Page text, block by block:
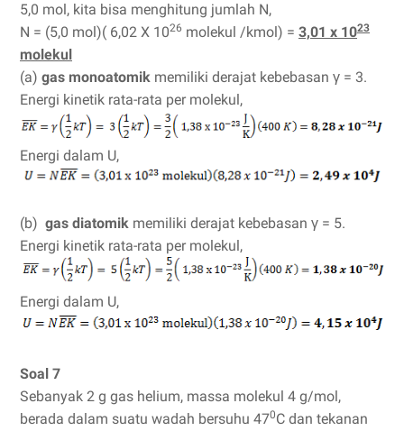
5,0 mol, kita bisa menghitung jumlah N,
N = (5,0 mol)( 6,02 X 1026 molekul /kmol) = 3,01 x 1023
molekul
(a) gas monoatomik memiliki derajat kebebasan γ = 3.
Energi kinetik rata-rata per molekul,
Energi dalam U,
(b) gas diatomik memiliki derajat kebebasan γ = 5.
Energi kinetik rata-rata per molekul,
Energi dalam U,
Soal 7
Sebanyak 2 g gas helium, massa molekul 4 g/mol,
berada dalam suatu wadah bersuhu 470C dan tekanan